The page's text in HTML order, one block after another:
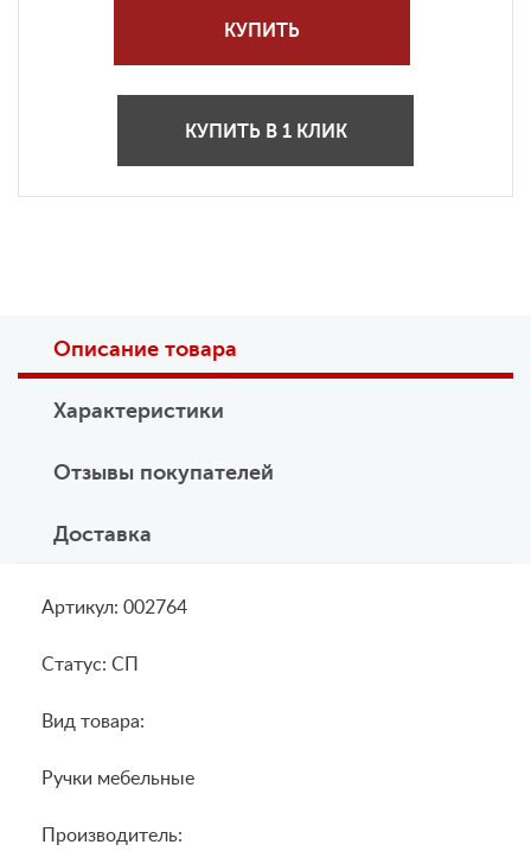
КУПИТЬ
КУПИТЬ В 1 КЛИК
Описание товара
Характеристики
Отзывы покупателей
Доставка
Артикул: 002764
Статус: СП
Вид товара:
Ручки мебельные
Производитель: